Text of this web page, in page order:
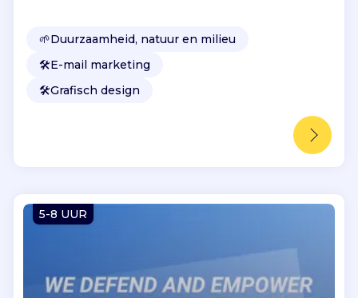
🌱Duurzaamheid, natuur en milieu
🛠️E-mail marketing
🛠️Grafisch design
5-8 UUR